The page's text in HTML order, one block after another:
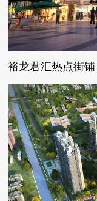
裕龙君汇热点街铺